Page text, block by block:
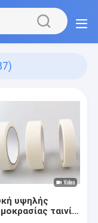
υψηλής
ταινία